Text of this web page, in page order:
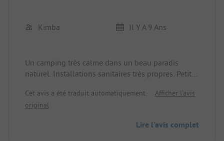
Kimba Il Y A 9 Ans
Un camping très calme dans un beau paradis
naturel. Installations sanitaires très propres. Petits
paradis pour les chiens. Possibilité de se baigner
avec son chien dans le lac.
Cet avis a été traduit automatiquement.
Afficher l'avis
original
Lire l'avis complet